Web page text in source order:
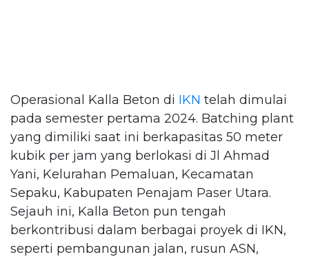
Operasional Kalla Beton di IKN telah dimulai
pada semester pertama 2024. Batching plant
yang dimiliki saat ini berkapasitas 50 meter
kubik per jam yang berlokasi di Jl Ahmad
Yani, Kelurahan Pemaluan, Kecamatan
Sepaku, Kabupaten Penajam Paser Utara.
Sejauh ini, Kalla Beton pun tengah
berkontribusi dalam berbagai proyek di IKN,
seperti pembangunan jalan, rusun ASN,